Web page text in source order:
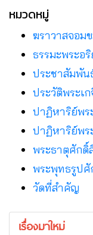
หมวดหมู่
ฆราวาสจอม
ธรรมะพระอ
ประชาสัมพั
ประวัติพระเก
ปาฏิหาริย์พร
ปาฏิหาริย์พร
พระธาตุศักดิ์
พระพุทธรูปศั
วัดที่สําคัญ
เรื่องมาใหม่